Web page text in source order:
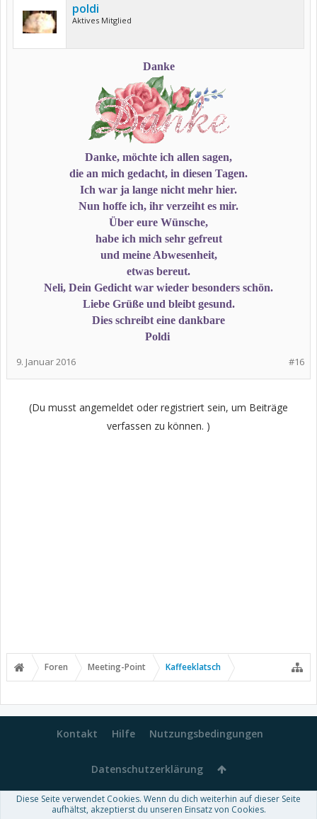
poldi
Aktives Mitglied
Danke
Danke, möchte ich allen sagen,
die an mich gedacht, in diesen Tagen.
Ich war ja lange nicht mehr hier.
Nun hoffe ich, ihr verzeiht es mir.
Über eure Wünsche,
habe ich mich sehr gefreut
und meine Abwesenheit,
etwas bereut.
Neli, Dein Gedicht war wieder besonders schön.
Liebe Grüße und bleibt gesund.
Dies schreibt eine dankbare
Poldi
#16
9. Januar 2016
(Du musst angemeldet oder registriert sein, um Beiträge
verfassen zu können. )
Foren Meeting-Point Kaffeeklatsch
Kontakt Hilfe Nutzungsbedingungen
Datenschutzerklärung
Forum software by XenForo™-Deutsch von xenDach
Diese Seite verwendet Cookies. Wenn du dich weiterhin auf dieser Seite
aufhältst, akzeptierst du unseren Einsatz von Cookies.